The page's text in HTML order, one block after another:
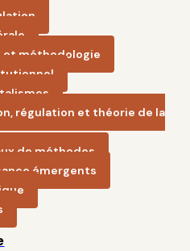
et méthodologie
régulation et théorie de la
de méthodes
émergents